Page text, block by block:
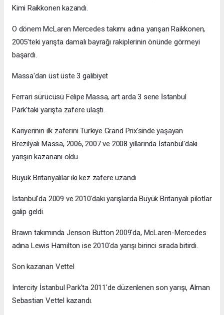
Kimi Raikkonen kazandı.
O dönem McLaren Mercedes takımı adına yarışan Raikkonen,
2005'teki yarışta damalı bayrağı rakiplerinin önünde görmeyi
başardı.
Massa'dan üst üste 3 galibiyet
Ferrari sürücüsü Felipe Massa, art arda 3 sene İstanbul
Park'taki yarışta zafere ulaştı.
Kariyerinin ilk zaferini Türkiye Grand Prix'sinde yaşayan
Brezilyalı Massa, 2006, 2007 ve 2008 yıllarında İstanbul'daki
yarışın kazananı oldu.
Büyük Britanyalılar iki kez zafere uzandı
İstanbul'da 2009 ve 2010'daki yarışlarda Büyük Britanyalı pilotlar
galip geldi.
Brawn takımında Jenson Button 2009'da, McLaren-Mercedes
adına Lewis Hamilton ise 2010'da yarışı birinci sırada bitirdi.
Son kazanan Vettel
Intercity İstanbul Park'ta 2011'de düzenlenen son yarışı, Alman
Sebastian Vettel kazandı.